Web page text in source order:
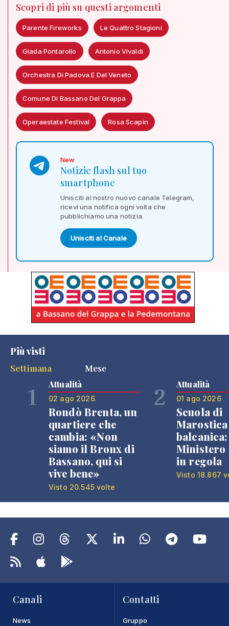
Scopri di più su questi argomenti
Parente Fireworks Le Quattro Stagioni
Giada Pontarollo Antonio Vivaldi
Orchestra Di Padova E Del Veneto
Comune Di Bassano Del Grappa
Operaestate Festival Rosa Scapin
New
Notizie flash sul tuo
smartphone
Unisciti al nostro nuovo canale Telegram,
ricevi una notifica ogni volta che
pubblichiamo una notizia.
Unisciti al Canale
Più visti
Settimana
Mese
1 Attualità
02 ago 2026
Rondò Brenta, un
quartiere che
cambia: «Non
siamo il Bronx di
Bassano, qui si
vive bene»
Visto 20.545 volte
2 Attualità
01 ago 2026
Scuola di
Ministero
in regola
Visto 18.867
Canali
News
Contatti
Gruppo